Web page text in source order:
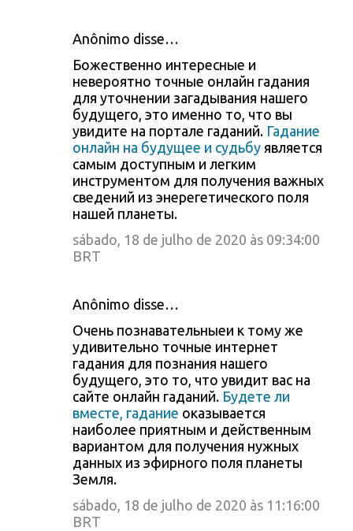
Anônimo disse…
Божественно интересные и
невероятно точные онлайн гадания
для уточнении загадывания нашего
будущего, это именно то, что вы
увидите на портале гаданий. Гадание
онлайн на будущее и судьбу является
самым доступным и легким
инструментом для получения важных
сведений из энерегетического поля
нашей планеты.
sábado, 18 de julho de 2020 às 09:34:00
BRT
Anônimo disse…
Очень познавательныеи к тому же
удивительно точные интернет
гадания для познания нашего
будущего, это то, что увидит вас на
сайте онлайн гаданий. Будете ли
вместе, гадание оказывается
наиболее приятным и действенным
вариантом для получения нужных
данных из эфирного поля планеты
Земля.
sábado, 18 de julho de 2020 às 11:16:00
BRT